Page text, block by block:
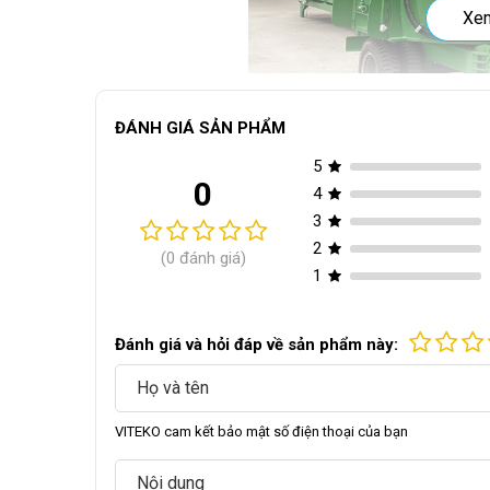
Đồng thời, thiết bị trộn thức ăn cho bò kết nối với
một dây chuyền sản xuất thức ăn chăn nuôi tiên
II. Đặc điểm và lợi
Những đặc điểm của máy phối trộn thức ăn cho
nghiệp trong lĩnh vực chăn nuôi giúp góp phần thúc
Máy trộn thức ăn cho bò tích hợp động cơ mạnh
ĐÁNH GIÁ SẢN PHẨM
0
(0 đánh giá)
5
4
3
2
1
Đánh giá và hỏi đáp về sản phẩm này:
VITEKO cam kết bảo mật số điện thoại của bạn